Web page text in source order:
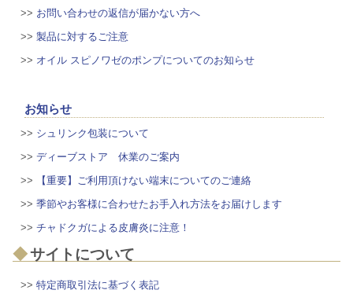
>> お問い合わせの返信が届かない方へ
>>製品に対するご注意
>> オイル スピノワゼのポンプについてのお知らせ
お知らせ
>> シュリンク包装について
>>ディーブストア 休業のご案内
>>
【重要】ご利用頂けない端末についてのご連絡
>>季節やお客様に合わせたお手入れ方法をお届けします
>>チャドクガによる皮膚炎に注意！
サイトについて
>>特定商取引法に基づく表記